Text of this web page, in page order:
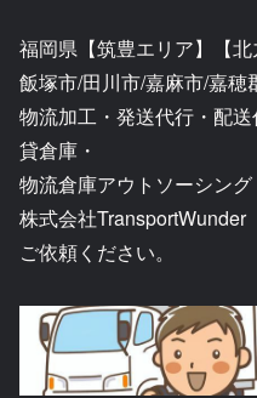
福岡県【筑豊エリア】【北
飯塚市/田川市/嘉麻市/嘉穂
物流加工・発送代行・配
貸倉庫・
物流倉庫アウトソーシン
株式会社
ご依頼ください。